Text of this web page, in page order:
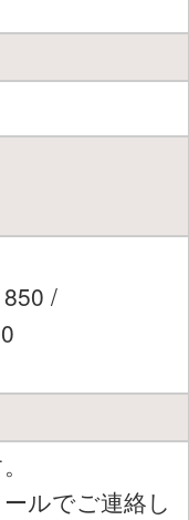
/
ルでご連絡し